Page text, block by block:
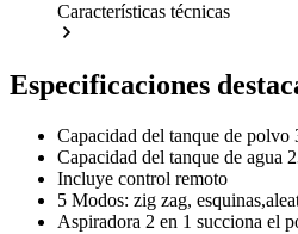
Características técnicas
Especificaciones
Capacidad del tanque de
Capacidad del tanque de agua
Incluye control remoto
5 Modos: zig zag,
Aspiradora 2 en 1 succiona el